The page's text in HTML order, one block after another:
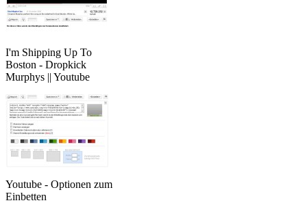
I'm Shipping Up To
Boston - Dropkick
Murphys || Youtube
Youtube - Optionen zum
Einbetten